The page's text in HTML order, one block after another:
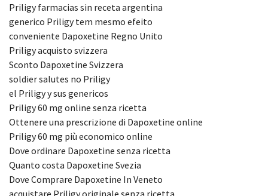
Priligy farmacias sin receta argentina
generico Priligy tem mesmo efeito
conveniente Dapoxetine Regno Unito
Priligy acquisto svizzera
Sconto Dapoxetine Svizzera
soldier salutes no Priligy
el Priligy y sus genericos
Priligy 60 mg online senza ricetta
Ottenere una prescrizione di Dapoxetine online
Priligy 60 mg più economico online
Dove ordinare Dapoxetine senza ricetta
Quanto costa Dapoxetine Svezia
Dove Comprare Dapoxetine In Veneto
acquistare Priligy originale senza ricetta